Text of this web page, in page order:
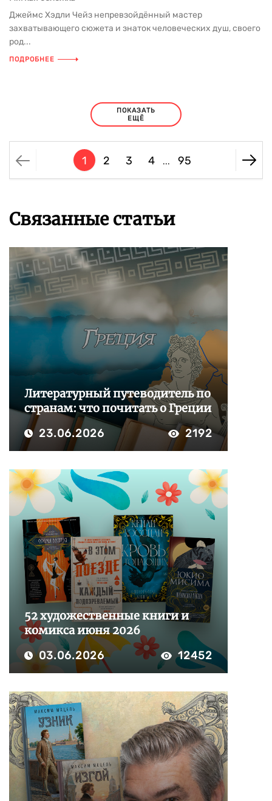
Джеймс Хэдли Чейз непревзойдённый мастер
захватывающего сюжета и знаток человеческих душ, своего
род...
ПОДРОБНЕЕ
ПОКАЗАТЬ
ЕЩЁ
1 2 3 4 ... 95
Связанные статьи
Литературный путеводитель по
странам: что почитать о Греции
23.06.2026 2192
52 художественные книги и
комикса июня 2026
03.06.2026 12452